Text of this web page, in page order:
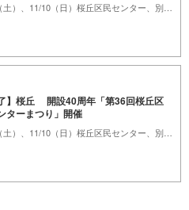
了】桜丘 開設40周年「第36回桜丘区
ターまつり」開催